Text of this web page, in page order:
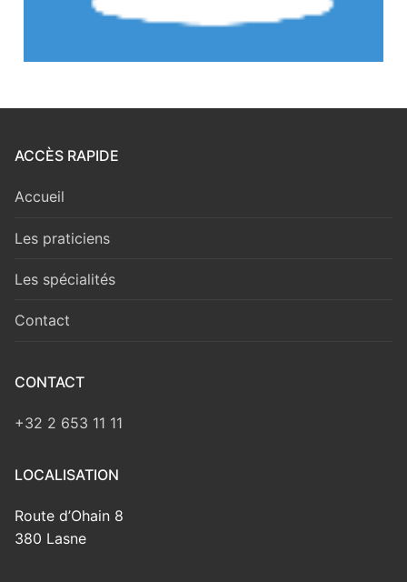
ACCÈS RAPIDE
Accueil
Les praticiens
Les spécialités
Contact
CONTACT
+32 2 653 11 11
LOCALISATION
Route d’Ohain 8
380 Lasne